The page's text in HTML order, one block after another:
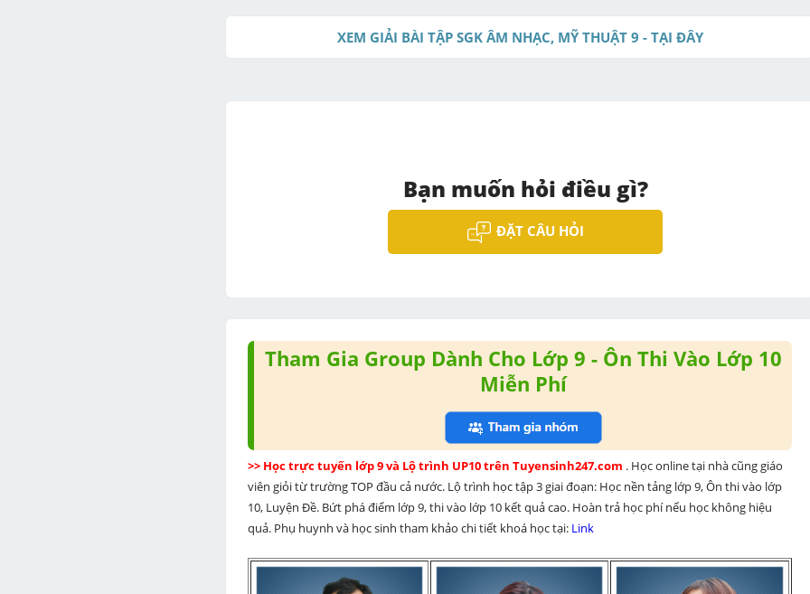
XEM GIẢI BÀI TẬP SGK ÂM NHẠC, MỸ THUẬT 9 - TẠI ĐÂY
Bạn muốn hỏi điều gì?
ĐẶT CÂU HỎI
Tham Gia Group Dành Cho Lớp 9 - Ôn Thi Vào Lớp 10
Miễn Phí
>> Học trực tuyến lớp 9 và Lộ trình UP10 trên Tuyensinh247.com . Học online tại nhà cũng giáo
viên giỏi từ trường TOP đầu cả nước. Lộ trình học tập 3 giai đoạn: Học nền tảng lớp 9, Ôn thi vào lớp
10, Luyện Đề. Bứt phá điểm lớp 9, thi vào lớp 10 kết quả cao. Hoàn trả học phí nếu học không hiệu
quả. Phụ huynh và học sinh tham khảo chi tiết khoá học tại: Link